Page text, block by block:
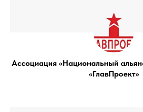
Ассоциация «Национальный
«ГлавПроект»